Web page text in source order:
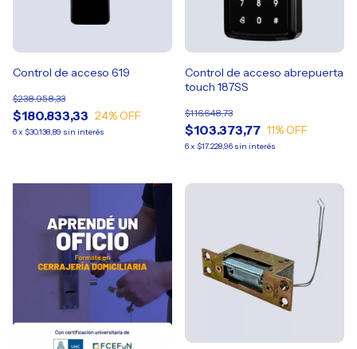
Control de acceso 619
$180.833,33
$238.958,33
24% OFF
6x $30.138,89 sin interés
Control de acceso abrepuerta
touch 187SS
$103.373,77
$116.648,73
11% OFF
6x $17.228,96 sin interés